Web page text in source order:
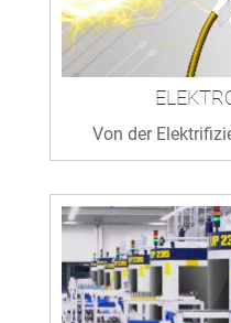
Von der